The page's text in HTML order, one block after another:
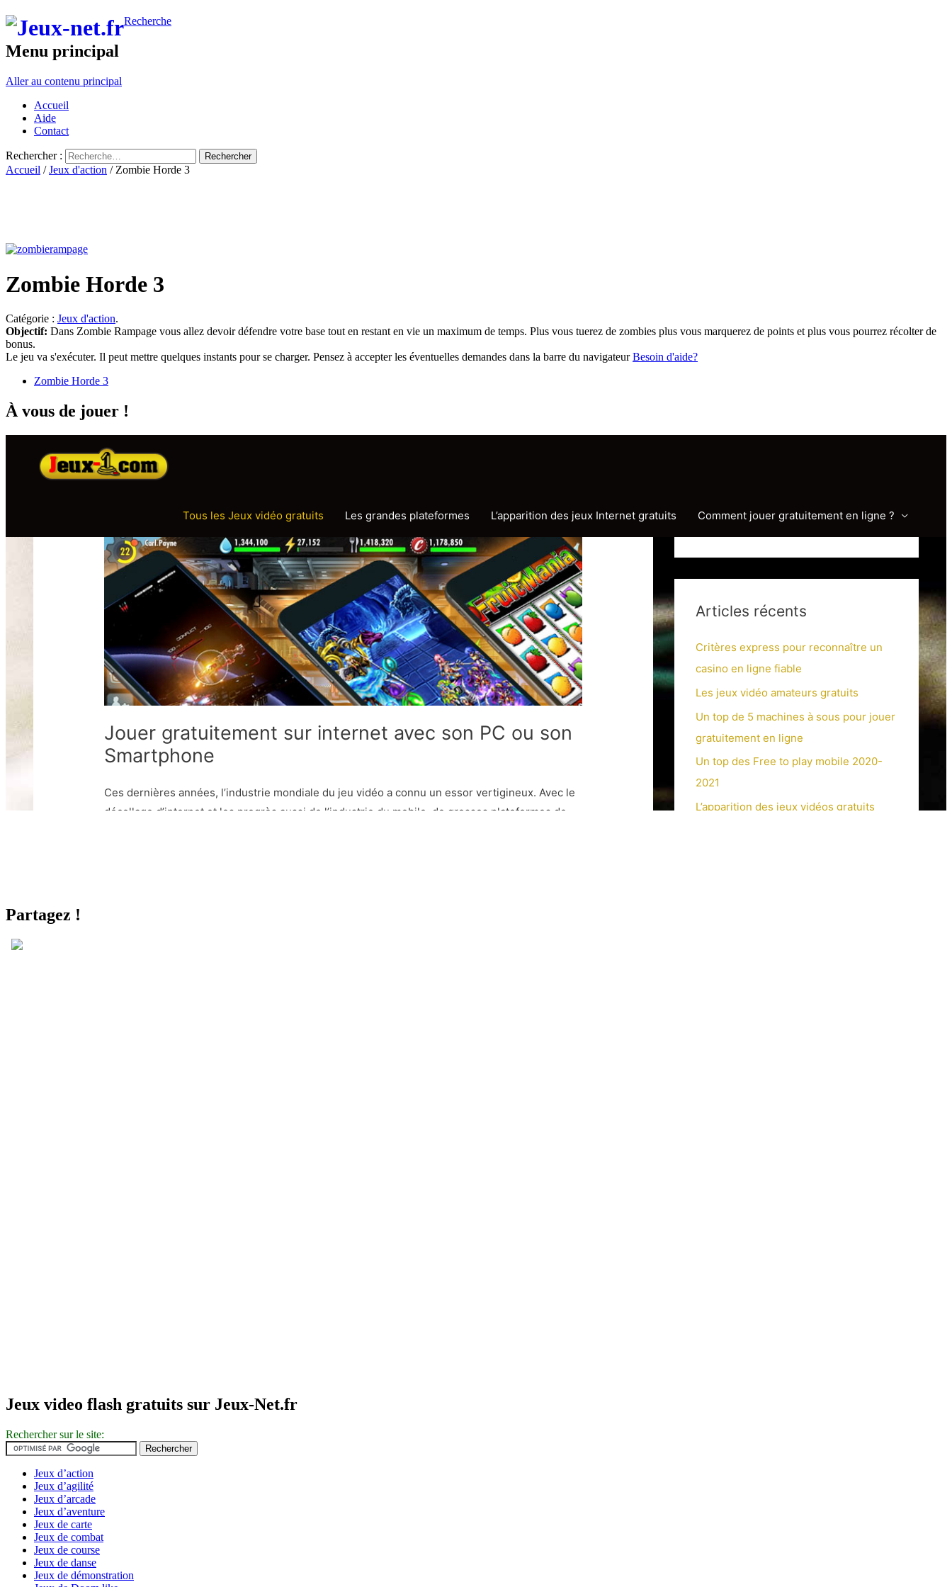
Recherche
Menu principal
Aller au contenu principal
Accueil
Aide
Contact
Rechercher :
Accueil /Jeux d'action / Zombie Horde 3
Zombie Horde 3
Catégorie : Jeux d'action.
Objectif: Dans Zombie Rampage vous allez devoir défendre votre base tout en restant en vie un maximum de temps. Plus vous tuerez de zombies plus vous marquerez de points et plus vous pourrez récolter de
bonus.
Le jeu va s'exécuter. Il peut mettre quelques instants pour se charger. Pensez à accepter les éventuelles demandes dans la barre du navigateurBesoin d'aide?
Zombie Horde 3
À vous de jouer !
Partagez !
Jeux video flash gratuits sur Jeux-Net.fr
Rechercher sur le site:
Jeux d’action
Jeux d’agilité
Jeux d’arcade
Jeux d’aventure
Jeux de carte
Jeux de combat
Jeux de course
Jeux de danse
Jeux de démonstration